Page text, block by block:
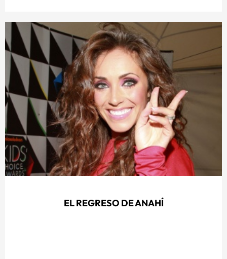
EL REGRESO DE ANAHÍ